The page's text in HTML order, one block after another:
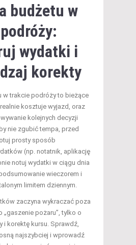
budżetu w
wydatki i
korekty
w trakcie podróży to bieżące
kosztuje wyjazd, oraz
kolejnych decyzji
nie zgubić tempa, przed
prosty sposób
(np. notatnik, aplikację
notuj wydatki w ciągu dnia
wieczorem i
limitem dziennym.
zaczyna wykraczać poza
„gaszenie pożaru”, tylko o
i korektę kursu. Sprawdź,
najszybciej i wprowadź